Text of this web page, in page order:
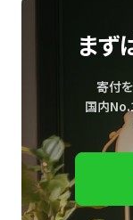
まず
寄付を
国内